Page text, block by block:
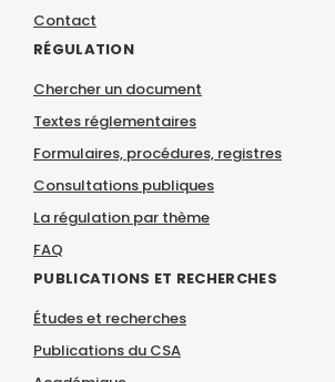
Contact
RÉGULATION
Chercher un document
Textes réglementaires
Formulaires, procédures, registres
Consultations publiques
La régulation par thème
FAQ
PUBLICATIONS ET RECHERCHES
Études et recherches
Publications du CSA